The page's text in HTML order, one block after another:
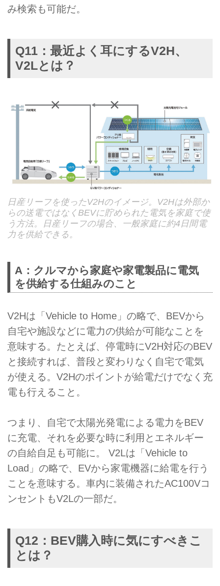
み検索も可能だ。
Q11：最近よく耳にするV2H、
V2Lとは？
日産リーフを使ったV2Hのイメージ。V2Hは外部か
らの送電ではなくBEVに貯められた電気を家庭で使
う方法。日産リーフの場合、一般家庭に約4日間電
力を供給できる。
A：クルマから家庭や家電製品に電気
を供給する仕組みのこと
V2Hは「Vehicle to Home」の略で、BEVから
自宅や施設などに電力の供給が可能なことを
意味する。たとえば、停電時にV2H対応のBEV
と接続すれば、普段と変わりなく自宅で電気
が使える。V2Hのポイントが給電だけでなく充
電も行えること。
つまり、自宅で太陽光発電による電力をBEV
に充電、それを必要な時に利用とエネルギー
の自給自足も可能に。 V2Lは「Vehicle to
Load」の略で、EVから家電機器に給電を行う
ことを意味する。車内に装備されたAC100Vコ
ンセントもV2Lの一部だ。
Q12：BEV購入時に気にすべきこ
とは？